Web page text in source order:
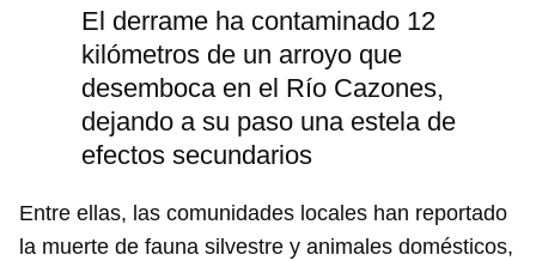
El derrame ha contaminado 12
kilómetros de un arroyo que
desemboca en el Río Cazones,
dejando a su paso una estela de
efectos secundarios
Entre ellas, las comunidades locales han reportado
la muerte de fauna silvestre y animales domésticos,